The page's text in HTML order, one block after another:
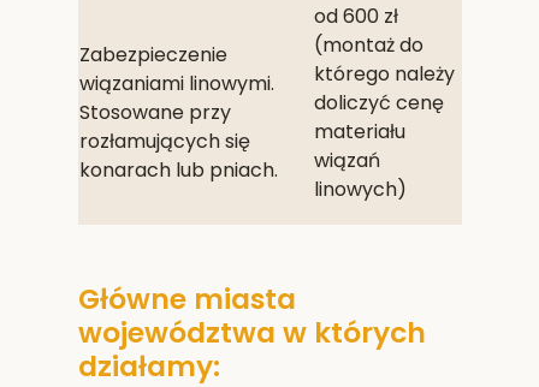
Zabezpieczenie
wiązaniami linowymi.
Stosowane przy
rozłamujących się
konarach lub pniach.
od 600 zł
(montaż do
którego należy
doliczyć cenę
materiału
wiązań
linowych)
Główne miasta
województwa w których
działamy: